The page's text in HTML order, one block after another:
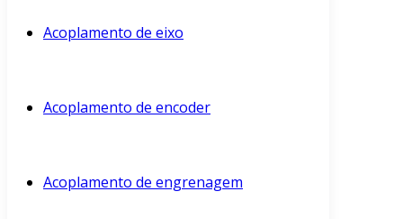
Acoplamento de eixo
Acoplamento de encoder
Acoplamento de engrenagem